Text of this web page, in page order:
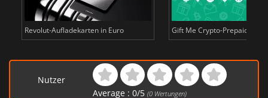
Revolut-Aufladekarten in Euro Gift Me Crypto-
Nutzer
Average : 0/5 (0Wertungen)